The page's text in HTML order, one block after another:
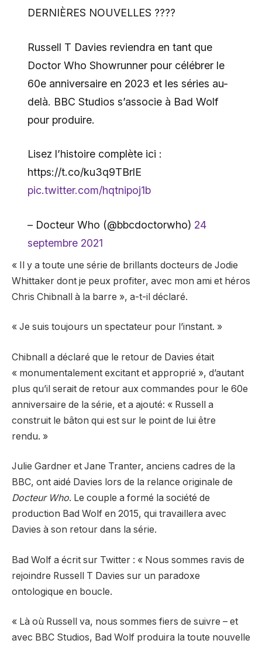
DERNIÈRES NOUVELLES ????
Russell T Davies reviendra en tant que
Doctor Who Showrunner pour célébrer le
60e anniversaire en 2023 et les séries au-
delà. BBC Studios s’associe à Bad Wolf
pour produire.
Lisez l’histoire complète ici :
https://t.co/ku3q9TBrlE
pic.twitter.com/hqtnipoj1b
– Docteur Who (@bbcdoctorwho) 24
septembre 2021
« Il y a toute une série de brillants docteurs de Jodie
Whittaker dont je peux profiter, avec mon ami et héros
Chris Chibnall à la barre », a-t-il déclaré.
« Je suis toujours un spectateur pour l’instant. »
Chibnall a déclaré que le retour de Davies était
« monumentalement excitant et approprié », d’autant
plus qu’il serait de retour aux commandes pour le 60e
anniversaire de la série, et a ajouté: « Russell a
construit le bâton qui est sur le point de lui être
rendu. »
Julie Gardner et Jane Tranter, anciens cadres de la
BBC, ont aidé Davies lors de la relance originale de
Docteur Who. Le couple a formé la société de
production Bad Wolf en 2015, qui travaillera avec
Davies à son retour dans la série.
Bad Wolf a écrit sur Twitter : « Nous sommes ravis de
rejoindre Russell T Davies sur un paradoxe
ontologique en boucle.
« Là où Russell va, nous sommes fiers de suivre – et
avec BBC Studios, Bad Wolf produira la toute nouvelle